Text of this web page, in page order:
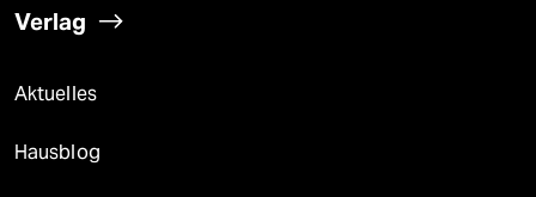
Verlag
Aktuelles
Hausblog